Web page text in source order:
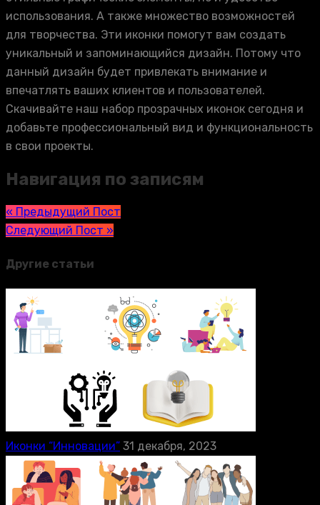
использования. А также множество возможностей
для творчества. Эти иконки помогут вам создать
уникальный и запоминающийся дизайн. Потому что
данный дизайн будет привлекать внимание и
впечатлять ваших клиентов и пользователей.
Скачивайте наш набор прозрачных иконок сегодня и
добавьте профессиональный вид и функциональность
в свои проекты.
Навигация по записям
« Предыдущий Пост
Следующий Пост »
Другие статьи
Иконки “Инновации” 31 декабря, 2023